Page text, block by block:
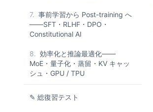
7. 事前学習から Post-training へ
——SFT・RLHF・DPO・
Constitutional AI
8. 効率化と推論最適化——
MoE・量子化・蒸留・KV キャッ
シュ・GPU / TPU
✎ 総復習テスト